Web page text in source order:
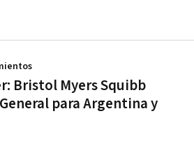
Bristol Myers Squibb
para Argentina y